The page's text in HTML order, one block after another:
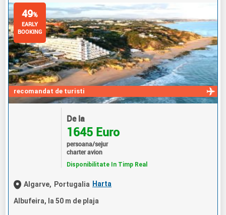
recomandat de turisti
49%
EARLY
BOOKING
De la
1645 Euro
persoana/sejur
charter avion
Disponibilitate In Timp Real
Algarve, Portugalia Harta
Albufeira, la 50 m de plaja